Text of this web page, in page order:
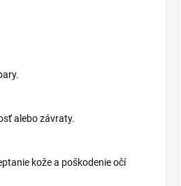
alebo závraty.
kože a poškodenie očí